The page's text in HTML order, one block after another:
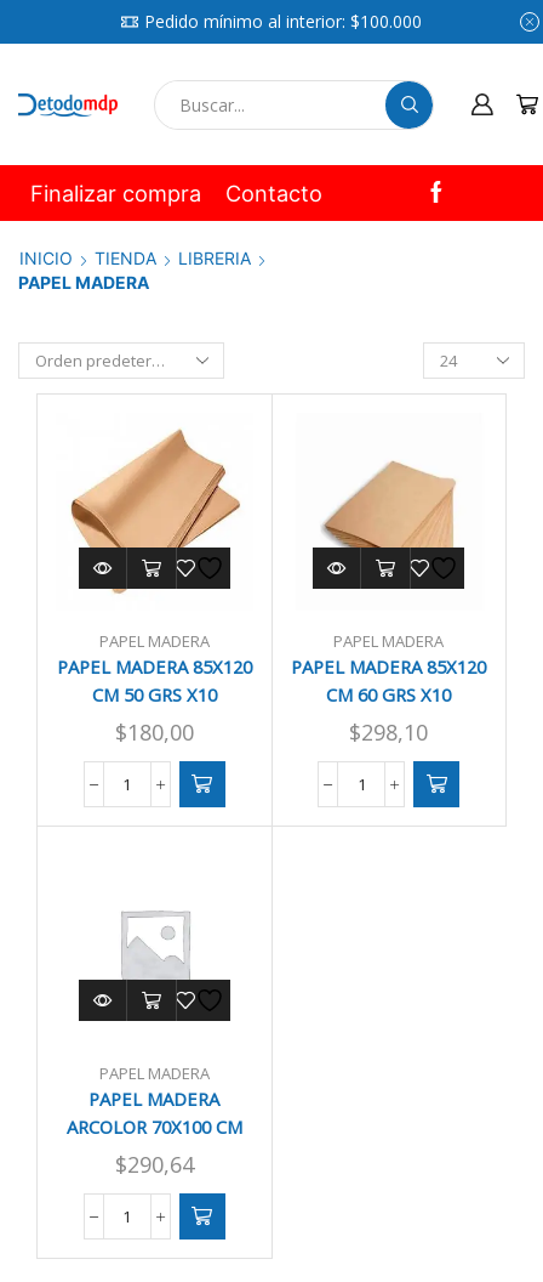
Pedido mínimo al interior: $100.000
Finalizar compra Contacto
INICIO TIENDA
LIBRERIA
PAPEL MADERA
Productos
por
pagina
PAPEL MADERA
PAPEL MADERA 85X120
CM 50 GRS X10
$180,00
PAPEL
GRS
X10
cantidad
PAPEL MADERA
PAPEL MADERA 85X120
CM 60 GRS X10
$298,10
PAPEL
PAPEL MADERA
PAPEL MADERA
ARCOLOR 70X100 CM
60 GRS X25
$290,64
PAPEL